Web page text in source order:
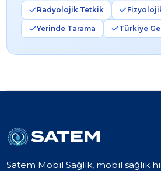
Radyolojik Tetkik
Yerinde Tarama Türkiye
Satem Mobil Sağlık, mobil sağlık